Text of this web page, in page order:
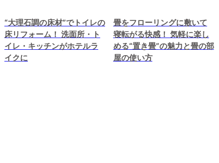
“大理石調の床材”でトイレの
床リフォーム！ 洗面所・ト
イレ・キッチンがホテルラ
イクに
畳をフローリングに敷いて
寝転がる快感！ 気軽に楽し
める“置き畳”の魅力と畳の部
屋の使い方